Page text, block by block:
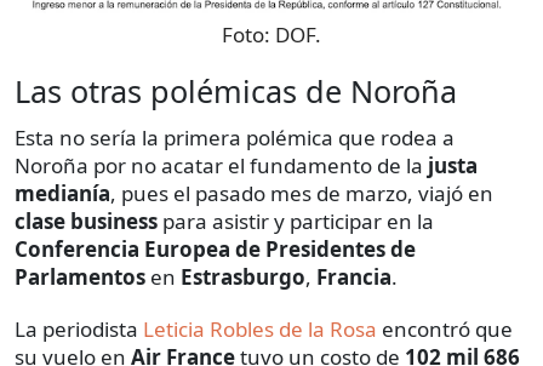
Foto: DOF.
Las otras polémicas de Noroña
Esta no sería la primera polémica que rodea a
Noroña por no acatar el fundamento de la justa
medianía, pues el pasado mes de marzo, viajó en
clase business para asistir y participar en la
Conferencia Europea de Presidentes de
Parlamentos en Estrasburgo, Francia.
La periodista Leticia Robles de la Rosa encontró que
su vuelo en Air Francetuvo un costo de 102 mil 686